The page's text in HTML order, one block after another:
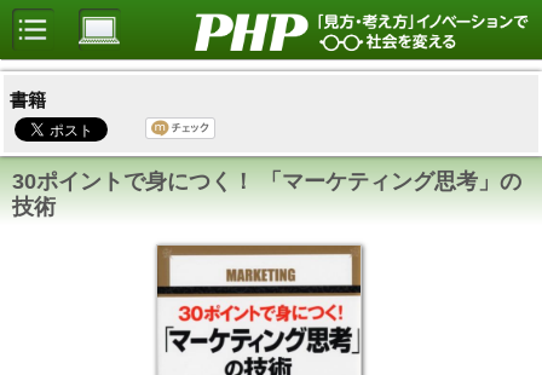
書籍
30ポイントで身につく！ 「マーケティング思考」の
技術